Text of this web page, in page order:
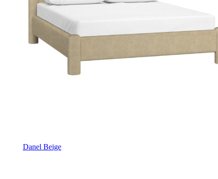
Danel Beige